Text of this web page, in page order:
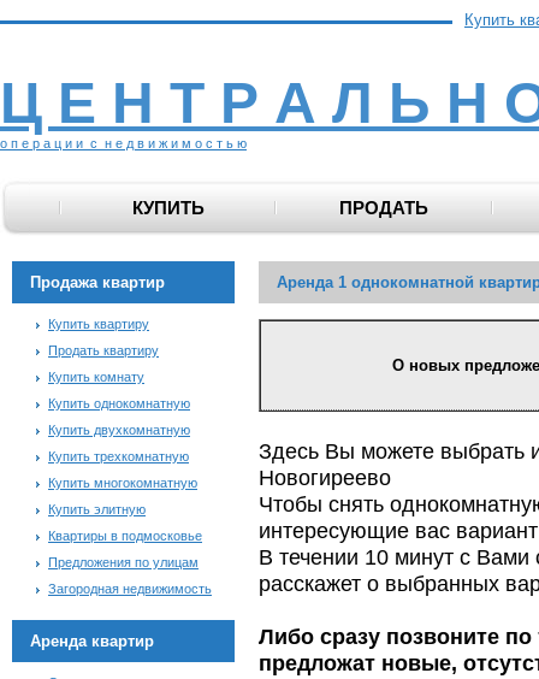
Купить
Ц Е Н Т Р А Л Ь Н
о п е р а ц и и с н е д в и ж и м о с т ь ю
КУПИТЬ ПРОДАТЬ
Продажа квартир
Купить квартиру
Продать квартиру
Купить комнату
Купить однокомнатную
Купить двухкомнатную
Купить трехкомнатную
Купить многокомнатную
Купить элитную
Квартиры в подмосковье
Предложения по улицам
Загородная недвижимость
Аренда квартир
Аренда 1 однокомнатной
О новых
Здесь Вы можете выбрать
Новогиреево
Чтобы снять
интересующие вас
В течении 10 минут с Вами
расскажет о выбранных
Либо сразу позвоните
предложат новые,